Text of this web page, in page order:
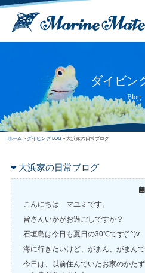
ダイビン
Blog
ホーム » ダイビング LOG » 大浜家の日常ブログ
大浜家の日常ブログ
こんにちは マユミです。
皆さんいかがお過ごしですか？
石垣島は今日も夏日の30℃です(^^)v
海に行きたいけど、がまん、がまん
今日は、以前住んでいたお家のかた